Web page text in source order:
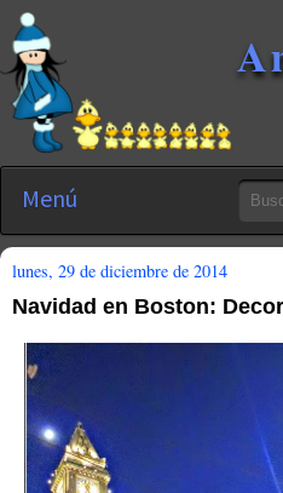
A
Menú
lunes, 29 de diciembre de 2014
Navidad en Boston: